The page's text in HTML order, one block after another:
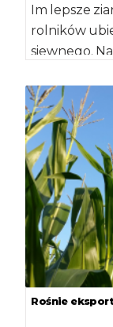
Im lepsze
rolników
siewnego.
Rośnie